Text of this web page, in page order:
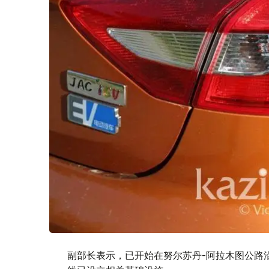
副部长表示，已开始在努尔苏丹-阿拉木图公